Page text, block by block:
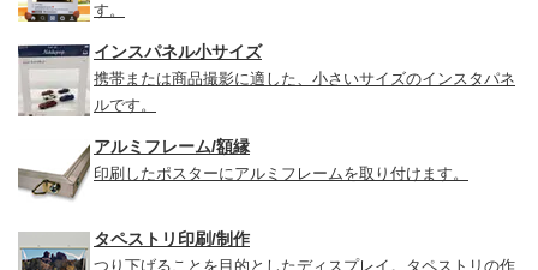
す。
インスパネル小サイズ
携帯または商品撮影に適した、小さいサイズのインスタパネ
ルです。
アルミフレーム/額縁
印刷したポスターにアルミフレームを取り付けます。
タペストリ印刷/制作
つり下げることを目的としたディスプレイ。タペストリの作